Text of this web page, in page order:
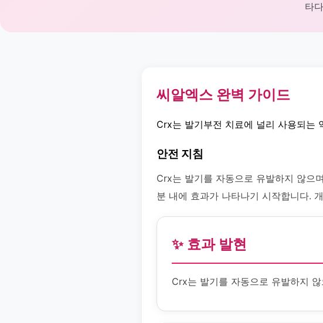
타
씨알엑스 완벽 가이드
Crx는 발기부전 치료에 널리 사용되는
안전 지침
Crx는 발기를 자동으로 유발하지 않으
분 내에 효과가 나타나기 시작합니다.
✨ 효과 발현
Crx는 발기를 자동으로 유발하지